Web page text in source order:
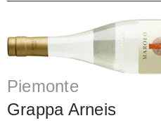
Piemonte
Grappa Arneis